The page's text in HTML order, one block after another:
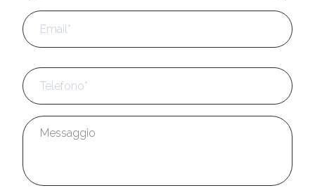
Email
Telefono *
Messaggio